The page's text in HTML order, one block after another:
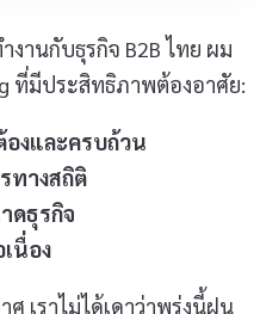
านกับธุรกิจ B2B ไทย ผม
ที่มีประสิทธิภาพต้องอาศัย:
งและครบถ้วน
ทางสถิติ
ดธุรกิจ
นื่อง
เราไม่ได้เดาว่าพรุ่งนี้ฝน